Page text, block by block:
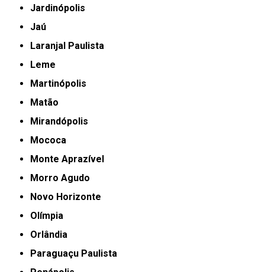
Jardinópolis
Jaú
Laranjal Paulista
Leme
Martinópolis
Matão
Mirandópolis
Mococa
Monte Aprazível
Morro Agudo
Novo Horizonte
Olímpia
Orlândia
Paraguaçu Paulista